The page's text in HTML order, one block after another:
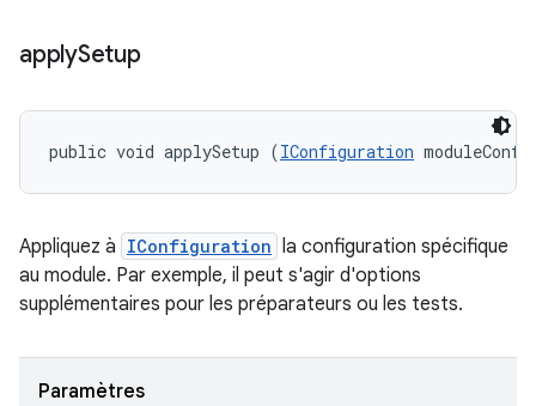
applySetup
public void applySetup (IConfiguration
Appliquez à IConfiguration la configuration spécifique
au module. Par exemple, il peut s'agir d'options
supplémentaires pour les préparateurs ou les tests.
Paramètres